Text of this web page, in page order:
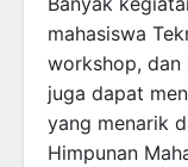
mahasiswa
workshop, dan
juga dapat
yang menarik
Himpunan